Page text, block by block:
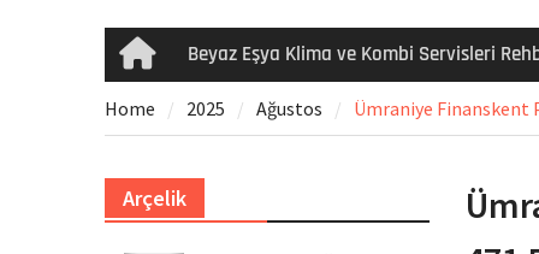
HomeBeyaz Eşya Klima ve Kombi Servisleri
Home 2025 Ağustos Ümraniye Finanskent
Arçelik